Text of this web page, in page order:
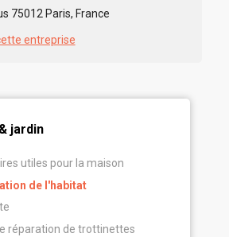
75012 Paris, France
entreprise
jardin
utiles pour la maison
de l'habitat
réparation de trottinettes